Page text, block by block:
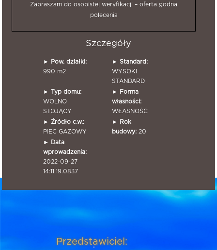
Zapraszam do osobistej weryfikacji – oferta godna
polecenia
Szczegóły
►
Pow. działki:
990 m2
► Standard:
WYSOKI
STANDARD
► Typ domu:
WOLNO
STOJĄCY
►
Forma
własności:
WŁASNOŚĆ
► Źródło c.w.:
PIEC GAZOWY
►
Rok
budowy: 20
►
Data
wprowadzenia:
2022-09-27
14:11:19.0837
Przedstawiciel: